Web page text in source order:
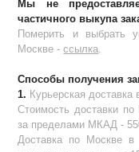
Мы не
частичного выкупа
Померить и выбрать
Москве -ссылка.
Способы получения
1. Курьерская доставка
Стоимость доставки
за пределами МКАД -
Доставка по Москве